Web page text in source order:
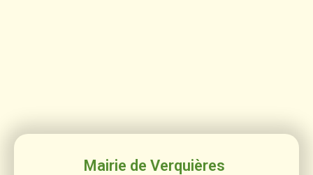
Mairie de Verquières